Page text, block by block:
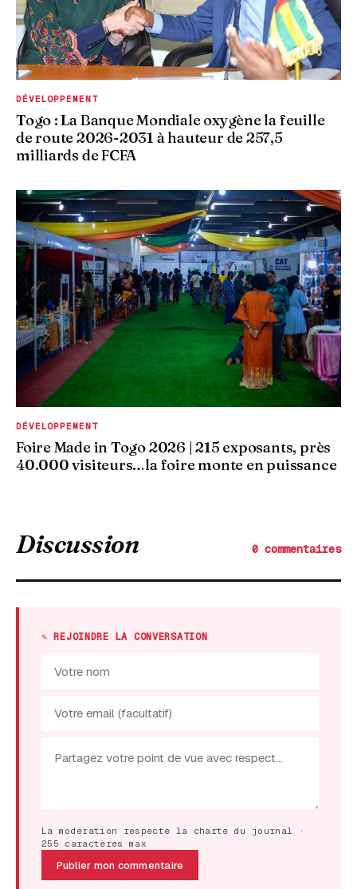
DÉVELOPPEMENT
Togo : La Banque Mondiale oxygène la feuille
de route 2026-2031 à hauteur de 257,5
milliards de FCFA
DÉVELOPPEMENT
Foire Made in Togo 2026 | 215 exposants, près
40.000 visiteurs…la foire monte en puissance
Discussion 0 commentaires
✎ REJOINDRE LA CONVERSATION
La modération respecte la charte du journal ·
255 caractères max
Publier mon commentaire